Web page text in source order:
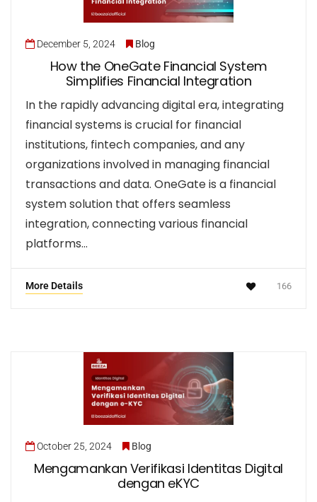
December 5, 2024 Blog
How the OneGate Financial System
Simplifies Financial Integration
In the rapidly advancing digital era, integrating
financial systems is crucial for financial
institutions, fintech companies, and any
organizations involved in managing financial
transactions and data. OneGate is a financial
system solution that offers seamless
integration, connecting various financial
platforms…
More Details 166
October 25, 2024 Blog
Mengamankan Verifikasi Identitas Digital
dengan eKYC